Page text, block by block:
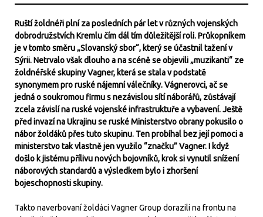
Ruští žoldnéři plní za posledních pár let v různých vojenských
dobrodružstvích Kremlu čím dál tím důležitější roli. Průkopníkem
je v tomto směru „Slovanský sbor“, který se účastnil tažení v
Sýrii. Netrvalo však dlouho a na scéně se objevili „muzikanti“ ze
žoldnéřské skupiny Vagner, která se stala v podstatě
synonymem pro ruské nájemní válečníky. Vágnerovci, ač se
jedná o soukromou firmu s nezávislou sítí náborářů, zůstávají
zcela závislí na ruské vojenské infrastruktuře a vybavení. Ještě
před invazí na Ukrajinu se ruské Ministerstvo obrany pokusilo o
nábor žoldáků přes tuto skupinu. Ten probíhal bez její pomoci a
ministerstvo tak vlastně jen využilo “značku” Vagner. I když
došlo k jistému přílivu nových bojovníků, krok si vynutil snížení
náborových standardů a výsledkem bylo i zhoršení
bojeschopnosti skupiny.
Takto naverbovaní žoldáci Vagner Group dorazili na frontu na